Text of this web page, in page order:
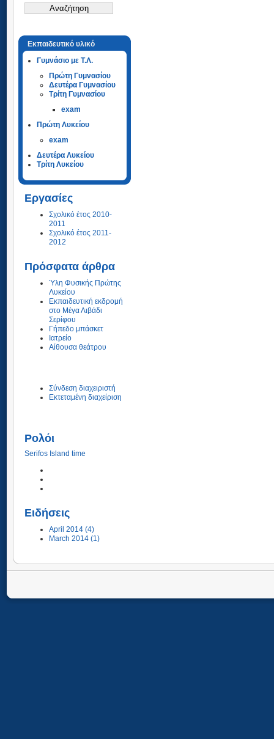
Εκπαιδευτικό υλικό
Γυμνάσιο με Τ.Λ.
Πρώτη Γυμνασίου
Δευτέρα Γυμνασίου
Τρίτη Γυμνασίου
exam
Πρώτη Λυκείου
exam
Δευτέρα Λυκείου
Τρίτη Λυκείου
Εργασίες
Σχολικό έτος 2010-
2011
Σχολικό έτος 2011-
2012
Πρόσφατα άρθρα
Ύλη Φυσικής Πρώτης
Λυκείου
Εκπαιδευτική εκδρομή
στο Μέγα Λιβάδι
Σερίφου
Γήπεδο μπάσκετ
Ιατρείο
Αίθουσα θεάτρου
Σύνδεση διαχειριστή
Εκτεταμένη διαχείριση
Ρολόι
Serifos Island time
Ειδήσεις
April 2014 (4)
March 2014 (1)